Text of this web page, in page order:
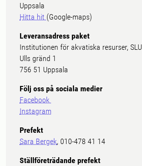
Uppsala
Hitta hit (Google-maps)
Leveransadress paket
Institutionen för akvatiska resurser, SLU
Ulls gränd 1
756 51 Uppsala
Följ oss på sociala medier
Facebook
Instagram
Prefekt
Sara Bergek, 010-478 41 14
Ställföreträdande prefekt